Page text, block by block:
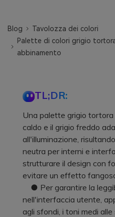
Blog
Tavolozza dei colori
Palette di colori grigio
abbinamento
TL;DR:
Una palette grigio tortora
caldo e il grigio freddo
all'illuminazione,
neutra per interni e
strutturare il design con
evitare un effetto
● Per garantire la
nell'interfaccia utente,
agli sfondi, i toni medi